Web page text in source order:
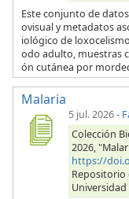
Este conjunto de
ovisual y metadatos
iológico de
odo adulto, muestras
ón cutánea por
Malaria
5 jul. 2026-
Colección
2026,
https://
Repositorio
Universidad